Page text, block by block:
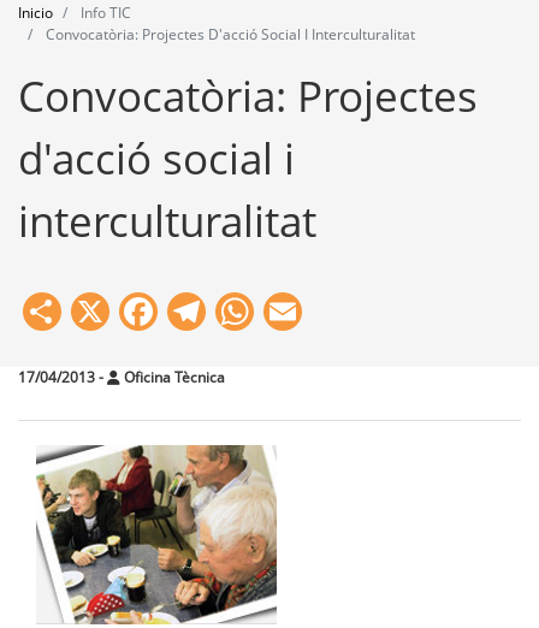
Agenda
Formación
Herramientas
Inicio
Info TIC
Convocatòria: Projectes D'acció Social I Interculturalitat
Convocatòria: Projectes
d'acció social i
interculturalitat
Share
X Facebook
Telegram
WhatsApp
17/04/2013- Oficina Tècnica